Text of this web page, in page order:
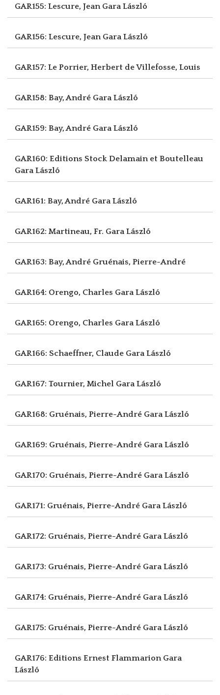
GAR155: Lescure, Jean Gara László
GAR156: Lescure, Jean Gara László
GAR157: Le Porrier, Herbert de Villefosse, Louis
GAR158: Bay, André Gara László
GAR159: Bay, André Gara László
GAR160: Editions Stock Delamain et Boutelleau
Gara László
GAR161: Bay, André Gara László
GAR162: Martineau, Fr. Gara László
GAR163: Bay, André Gruénais, Pierre-André
GAR164: Orengo, Charles Gara László
GAR165: Orengo, Charles Gara László
GAR166: Schaeffner, Claude Gara László
GAR167: Tournier, Michel Gara László
GAR168: Gruénais, Pierre-André Gara László
GAR169: Gruénais, Pierre-André Gara László
GAR170: Gruénais, Pierre-André Gara László
GAR171: Gruénais, Pierre-André Gara László
GAR172: Gruénais, Pierre-André Gara László
GAR173: Gruénais, Pierre-André Gara László
GAR174: Gruénais, Pierre-André Gara László
GAR175: Gruénais, Pierre-André Gara László
GAR176: Editions Ernest Flammarion Gara
László